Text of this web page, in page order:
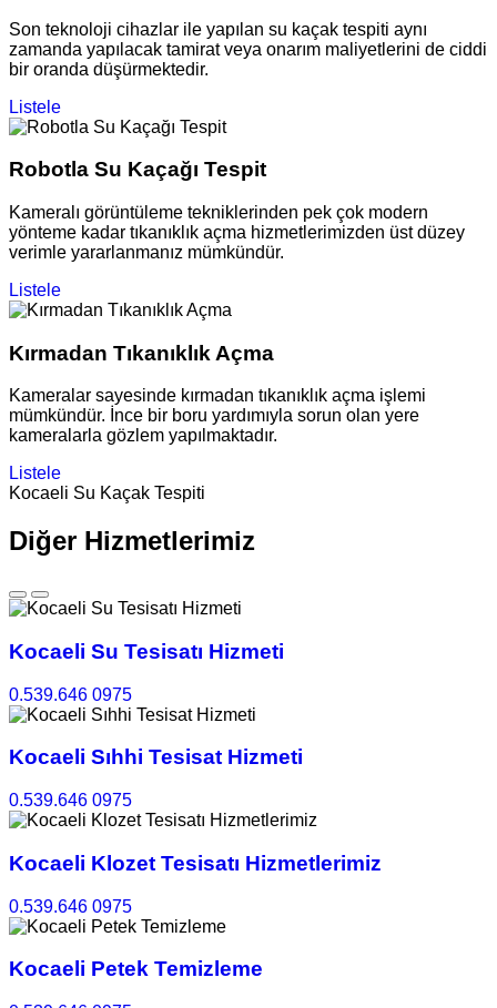
Son teknoloji cihazlar ile yapılan su kaçak tespiti aynı
zamanda yapılacak tamirat veya onarım maliyetlerini de ciddi
bir oranda düşürmektedir.
Listele
Robotla Su Kaçağı Tespit
Kameralı görüntüleme tekniklerinden pek çok modern
yönteme kadar tıkanıklık açma hizmetlerimizden üst düzey
verimle yararlanmanız mümkündür.
Listele
Kırmadan Tıkanıklık Açma
Kameralar sayesinde kırmadan tıkanıklık açma işlemi
mümkündür. İnce bir boru yardımıyla sorun olan yere
kameralarla gözlem yapılmaktadır.
Listele
Kocaeli Su Kaçak Tespiti
Diğer Hizmetlerimiz
Kocaeli Su Tesisatı Hizmeti
0.539.646 0975
Kocaeli Sıhhi Tesisat Hizmeti
0.539.646 0975
Kocaeli Klozet Tesisatı Hizmetlerimiz
0.539.646 0975
Kocaeli Petek Temizleme